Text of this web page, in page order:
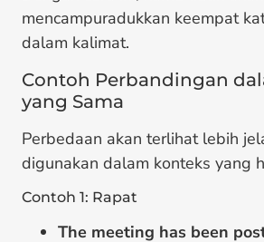
mencampuradukkan keempat
dalam kalimat.
Contoh Perbandingan
yang Sama
Perbedaan akan terlihat lebih
digunakan dalam konteks yang
Contoh 1: Rapat
The meeting has been